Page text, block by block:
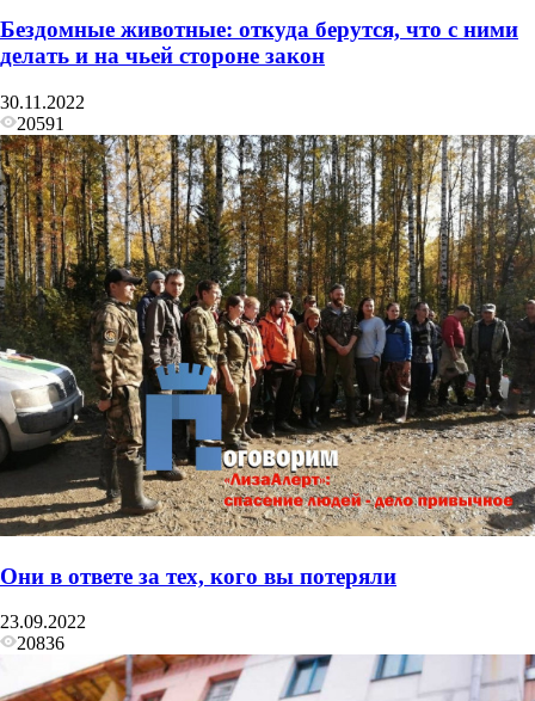
Бездомные животные: откуда берутся, что с ними
делать и на чьей стороне закон
30.11.2022
20591
Они в ответе за тех, кого вы потеряли
23.09.2022
20836